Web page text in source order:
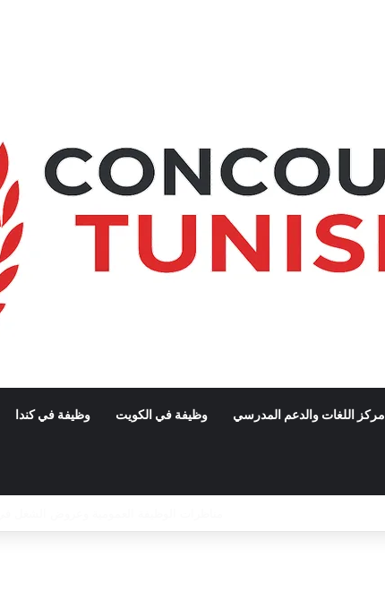
وظيفة في كندا وظيفة في الكويت مركز اللغات والدعم المدرسي